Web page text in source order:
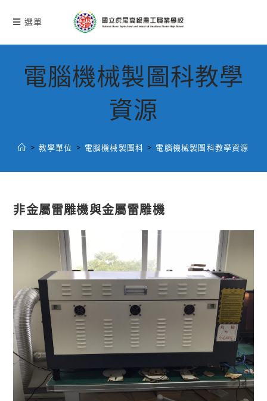
選單
電腦機械製圖科教學
資源
> 教學單位 > 電腦機械製圖科 > 電腦機械製圖科教學資源
非金屬雷雕機與金屬雷雕機